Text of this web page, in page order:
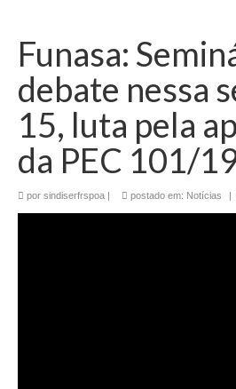
Funasa:
debate nessa
15, luta pela
da PEC 101/
por sindiserfrspoa | postado em: Notícias |